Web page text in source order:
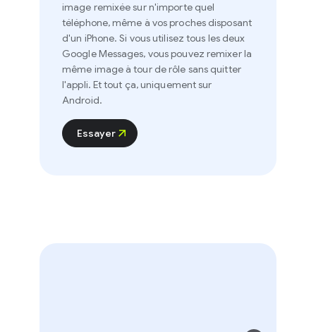
image remixée sur n'importe quel
téléphone, même à vos proches disposant
d'un iPhone. Si vous utilisez tous les deux
Google Messages, vous pouvez remixer la
même image à tour de rôle sans quitter
l'appli. Et tout ça, uniquement sur
Android.
Essayer